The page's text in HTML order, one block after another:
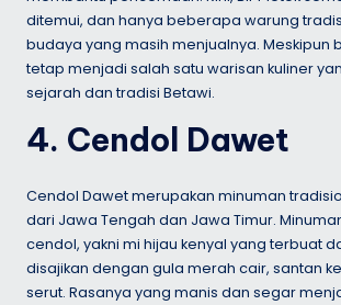
ditemui, dan hanya beberapa warung
budaya yang masih menjualnya. Meskipun
tetap menjadi salah satu warisan kuliner
sejarah dan tradisi Betawi.
4. Cendol Dawet
Cendol Dawet merupakan minuman
dari Jawa Tengah dan Jawa Timur.
cendol, yakni mi hijau kenyal yang terbuat
disajikan dengan gula merah cair, santan
serut. Rasanya yang manis dan segar